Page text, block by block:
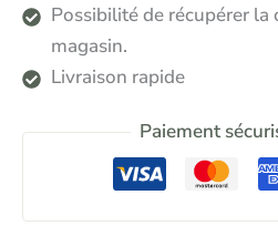
Possibilité de récupérer la
magasin.
Livraison rapide
Paiement